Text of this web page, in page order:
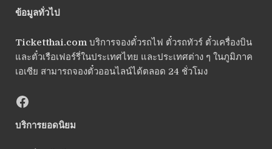
ข้อมูลทั่วไป
Ticketthai.comบริการจองตั๋วรถไฟ ตั๋วรถทัวร์ ตั๋วเครื่องบิน
และตั๋วเรือเฟอร์รี่ในประเทศไทย และประเทศต่าง ๆ ในภูมิภาค
เอเซีย สามารถจองตั๋วออนไลน์ได้ตลอด 24 ชั่วโมง
บริการยอดนิยม